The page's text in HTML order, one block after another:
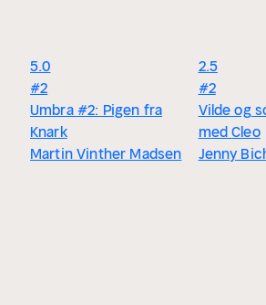
5.0
#2
Umbra #2: Pigen fra
Knark
Martin Vinther Madsen
2.5
#2
Vilde og
med Cleo
Jenny